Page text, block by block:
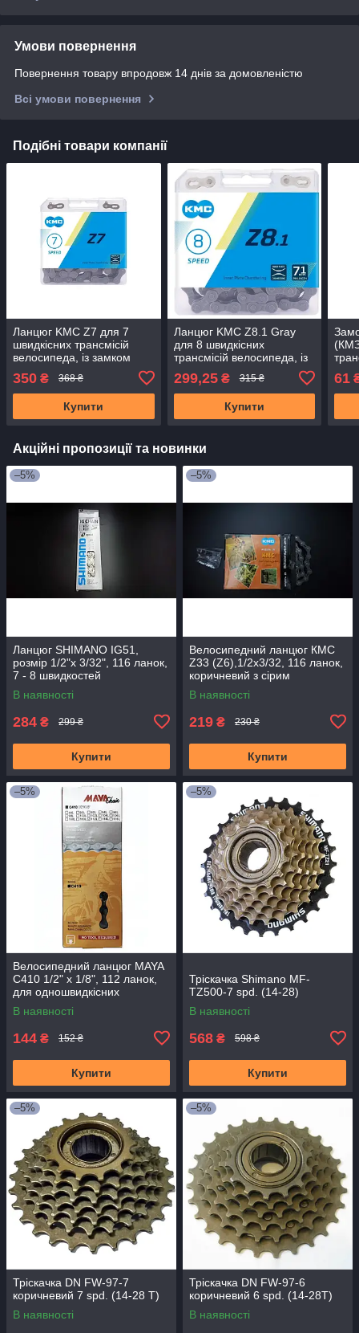
Умови повернення
Повернення товару впродовж 14 днів за домовленістю
Всі умови повернення
Подібні товари компанії
Ланцюг KMC Z7 для 7
швидкісних трансмісій
велосипеда, із замком
350 ₴ 368 ₴
Купити
Ланцюг KMC Z8.1 Gray
для 8 швидкісних
трансмісій велосипеда, із
299,25₴ 315 ₴
Купити
61
Акційні пропозиції та новинки
–5%
Ланцюг SHIMANO IG51,
розмір 1/2"х 3/32", 116 ланок,
7 - 8 швидкостей
В наявності
284 ₴ 299 ₴
Купити
–5%
Велосипедний ланцюг КМС
Z33 (Z6),1/2x3/32, 116 ланок,
коричневий з сірим
В наявності
219 ₴ 230 ₴
Купити
–5%
Велосипедний ланцюг MAYA
C410 1/2" x 1/8", 112 ланок,
для одношвидкісних
велосипедів
В наявності
144 ₴ 152 ₴
Купити
–5%
Тріскачка Shimano MF-
TZ500-7 spd. (14-28)
В наявності
568 ₴ 598 ₴
Купити
–5%
Тріскачка DN FW-97-7
коричневий 7 spd. (14-28 Т)
В наявності
–5%
Тріскачка DN FW-97-6
коричневий 6 spd. (14-28Т)
В наявності